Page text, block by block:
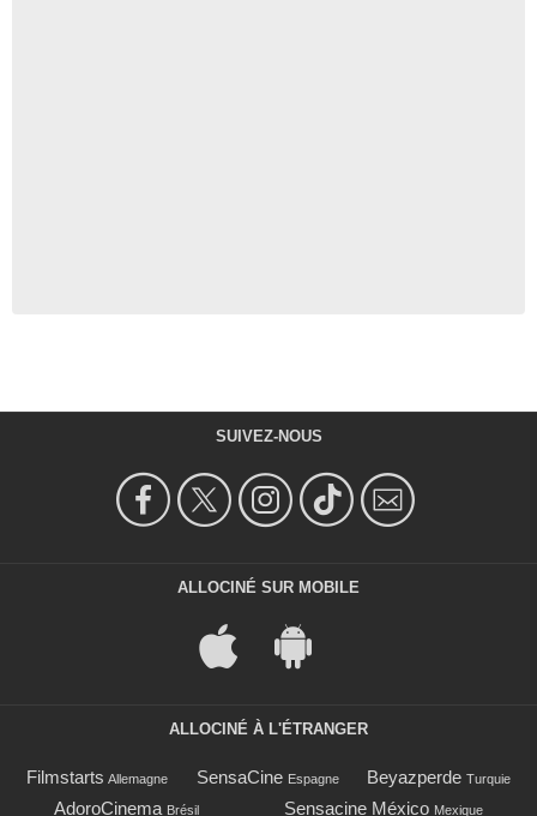
SUIVEZ-NOUS
ALLOCINÉ SUR MOBILE
ALLOCINÉ À L'ÉTRANGER
Filmstarts Allemagne SensaCine Espagne Beyazperde Turquie
AdoroCinema Brésil Sensacine México Mexique